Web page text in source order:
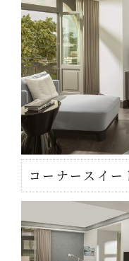
コーナースイー